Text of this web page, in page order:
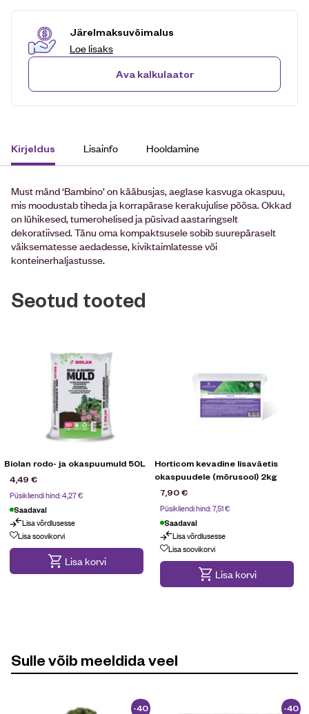
Järelmaksuvõimalus
Loe lisaks
Ava kalkulaator
Kirjeldus Lisainfo Hooldamine
Must mänd ‘Bambino’ on kääbusjas, aeglase kasvuga okaspuu,
mis moodustab tiheda ja korrapärase kerakujulise põõsa. Okkad
on lühikesed, tumerohelised ja püsivad aastaringselt
dekoratiivsed. Tänu oma kompaktsusele sobib suurepäraselt
väiksematesse aedadesse, kiviktaimlatesse või
konteinerhaljastusse.
Seotud tooted
Biolan rodo- ja okaspuumuld 50L
4,49 €
Püsikliendi hind:4,27€
Saadaval
Lisa võrdlusesse
Lisa soovikorvi
Lisa korvi
Horticom kevadine lisaväetis
okaspuudele (mõrusool) 2kg
7,90€
Püsikliendi hind:7,51€
Saadaval
Lisa võrdlusesse
Lisa soovikorvi
Lisa korvi
Sulle võib meeldida veel
-40
-40